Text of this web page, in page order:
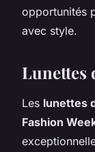
opportunités
avec style.
Lunettes
Les lunettes
Fashion